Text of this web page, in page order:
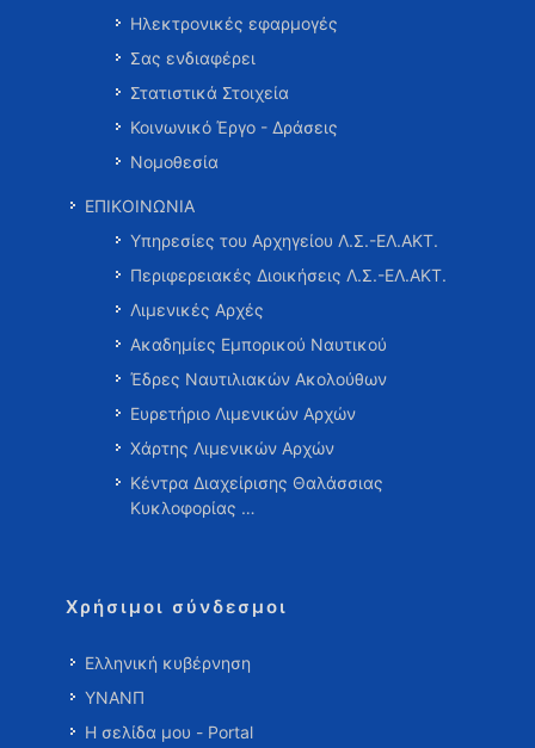
Ηλεκτρονικές εφαρμογές
Σας ενδιαφέρει
Στατιστικά Στοιχεία
Κοινωνικό Έργο - Δράσεις
Νομοθεσία
ΕΠΙΚΟΙΝΩΝΙΑ
Υπηρεσίες του Αρχηγείου Λ.Σ.-ΕΛ.ΑΚΤ.
Περιφερειακές Διοικήσεις Λ.Σ.-ΕΛ.ΑΚΤ.
Λιμενικές Αρχές
Ακαδημίες Εμπορικού Ναυτικού
Έδρες Ναυτιλιακών Ακολούθων
Ευρετήριο Λιμενικών Αρχών
Χάρτης Λιμενικών Αρχών
Κέντρα Διαχείρισης Θαλάσσιας
Κυκλοφορίας …
Χρήσιμοι σύνδεσμοι
Ελληνική κυβέρνηση
ΥΝΑΝΠ
Η σελίδα μου - Portal